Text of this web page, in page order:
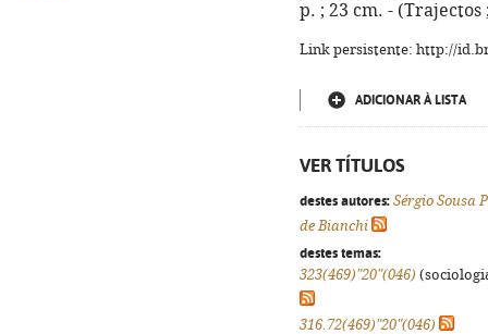
p. ; 23 cm. - (Trajectos
Link persistente: http://
ADICIONAR À LISTA
VER TÍTULOS
destes autores: Sérgio Sousa
de Bianchi
destes temas:
323(469)"20"(046)
316.72(469)"20"(046)